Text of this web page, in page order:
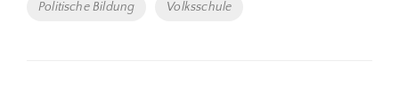
Tags
Politische Bildung Volksschule